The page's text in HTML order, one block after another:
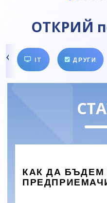
ОТКРИЙ
IT ДРУГИ
КАК ДА